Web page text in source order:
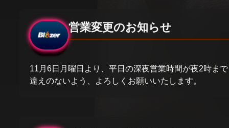
営業変更のお知らせ
11月6日月曜日より、平日の深夜営業時間が夜2時ま
違えのないよう、よろしくお願いいたします。